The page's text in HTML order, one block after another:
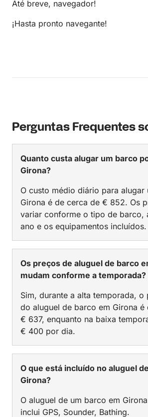
Até breve, navegador!
¡Hasta pronto navegante!
Perguntas Frequentes
Quanto custa alugar um barco
Girona?
O custo médio diário para alugar
Girona é de cerca de € 852. Os
variar conforme o tipo de barco,
ano e os equipamentos incluídos.
Os preços de aluguel de barco
mudam conforme a temporada?
Sim, durante a alta temporada, o
do aluguel de barco em Girona é
€ 637, enquanto na baixa
€ 400 por dia.
O que está incluído no aluguel
Girona?
O aluguel de um barco em
inclui GPS, Sounder, Bathing.